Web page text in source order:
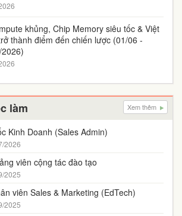
khủng, Chip Memory siêu tốc & Việt
thành điểm đến chiến lược (01/06 -
làm Xem thêm
Kinh Doanh (Sales Admin)
2026
viên cộng tác đào tạo
2025
viên Sales & Marketing (EdTech)
2025